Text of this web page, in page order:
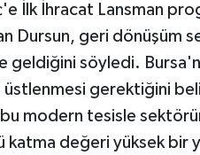
İlk İhracat Lansman
Dursun, geri dönüşüm
geldiğini söyledi.
üstlenmesi gerektiğini
modern tesisle
katma değeri yüksek bir